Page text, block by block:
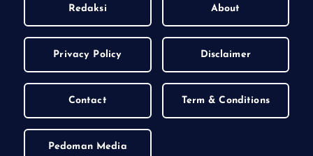
Redaksi About
Privacy Policy Disclaimer
Contact Term & Conditions
Pedoman Media